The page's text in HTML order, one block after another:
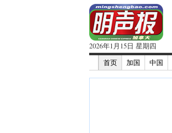
2026年1月15日 星期四
首页
加国 中国